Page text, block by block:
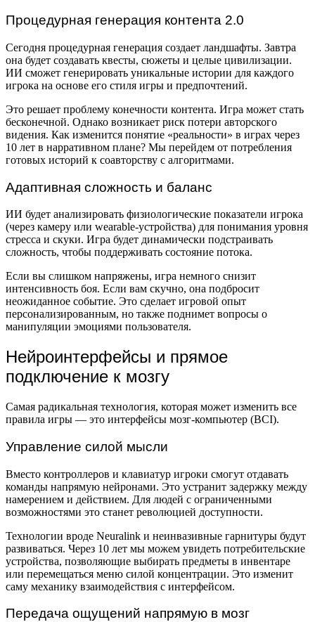
Процедурная генерация контента 2.0
Сегодня процедурная генерация создает ландшафты. Завтра
она будет создавать квесты, сюжеты и целые цивилизации.
ИИ сможет генерировать уникальные истории для каждого
игрока на основе его стиля игры и предпочтений.
Это решает проблему конечности контента. Игра может стать
бесконечной. Однако возникает риск потери авторского
видения. Как изменится понятие «реальности» в играх через
10 лет в нарративном плане? Мы перейдем от потребления
готовых историй к соавторству с алгоритмами.
Адаптивная сложность и баланс
ИИ будет анализировать физиологические показатели игрока
(через камеру или wearable-устройства) для понимания уровня
стресса и скуки. Игра будет динамически подстраивать
сложность, чтобы поддерживать состояние потока.
Если вы слишком напряжены, игра немного снизит
интенсивность боя. Если вам скучно, она подбросит
неожиданное событие. Это сделает игровой опыт
персонализированным, но также поднимет вопросы о
манипуляции эмоциями пользователя.
Нейроинтерфейсы и прямое
подключение к мозгу
Самая радикальная технология, которая может изменить все
правила игры — это интерфейсы мозг-компьютер (BCI).
Управление силой мысли
Вместо контроллеров и клавиатур игроки смогут отдавать
команды напрямую нейронами. Это устранит задержку между
намерением и действием. Для людей с ограниченными
возможностями это станет революцией доступности.
Технологии вроде Neuralink и неинвазивные гарнитуры будут
развиваться. Через 10 лет мы можем увидеть потребительские
устройства, позволяющие выбирать предметы в инвентаре
или перемещаться меню силой концентрации. Это изменит
саму механику взаимодействия с интерфейсом.
Передача ощущений напрямую в мозг